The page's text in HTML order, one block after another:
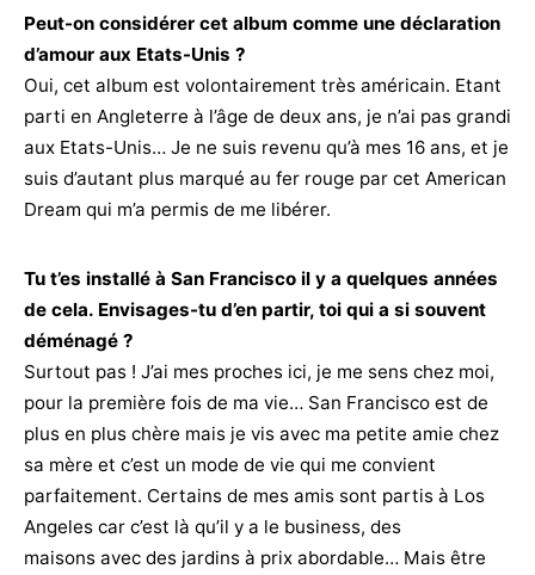
Peut-on considérer cet album comme une déclaration
d’amour aux Etats-Unis ?
Oui, cet album est volontairement très américain. Etant
parti en Angleterre à l’âge de deux ans, je n’ai pas grandi
aux Etats-Unis… Je ne suis revenu qu’à mes 16 ans, et je
suis d’autant plus marqué au fer rouge par cet American
Dream qui m’a permis de me libérer.
Tu t’es installé à San Francisco il y a quelques années
de cela. Envisages-tu d’en partir, toi qui a si souvent
déménagé ?
Surtout pas ! J’ai mes proches ici, je me sens chez moi,
pour la première fois de ma vie… San Francisco est de
plus en plus chère mais je vis avec ma petite amie chez
sa mère et c’est un mode de vie qui me convient
parfaitement. Certains de mes amis sont partis à Los
Angeles car c’est là qu’il y a le business, des
maisons avec des jardins à prix abordable… Mais être